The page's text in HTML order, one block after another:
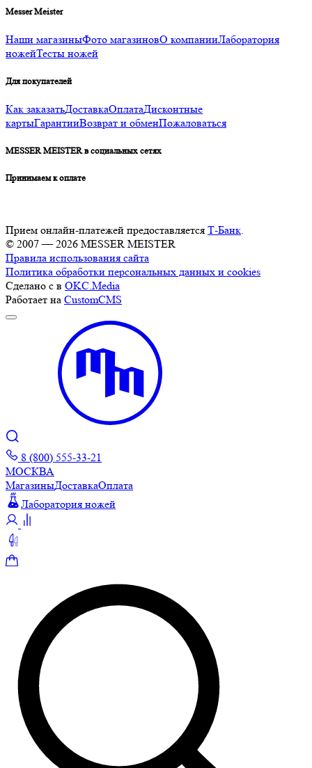
Messer Meister
Наши магазиныФото магазиновО компанииЛаборатория
ножейТесты ножей
Для покупателей
Как заказатьДоставкаОплатаДисконтные
картыГарантииВозврат и обменПожаловаться
MESSER MEISTER в социальных сетях
Принимаем к оплате
Прием онлайн-платежей предоставляется Т-Банк
© 2007 — 2026 MESSER MEISTER
Правила использования сайта
Политика обработки персональных данных и cookies
Сделано с в OKC.Media
Работает на CustomCMS
8 (800) 555-33-21
МОСКВА
МагазиныДоставкаОплата
Лаборатория ножей